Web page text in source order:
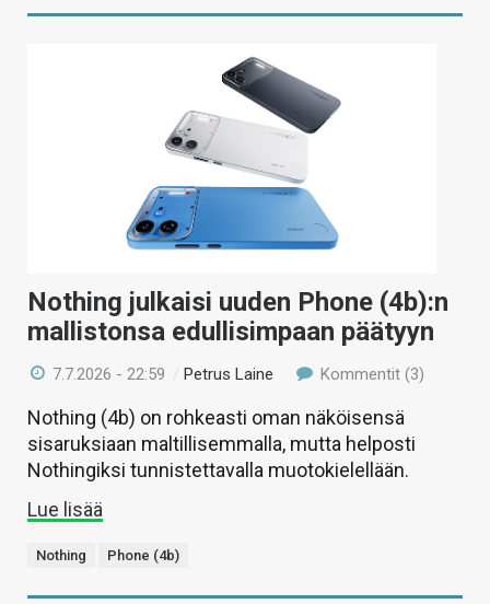
Nothing julkaisi uuden Phone (4b):n
mallistonsa edullisimpaan päätyyn
7.7.2026 - 22:59 /Petrus Laine Kommentit (3)
Nothing (4b) on rohkeasti oman näköisensä
sisaruksiaan maltillisemmalla, mutta helposti
Nothingiksi tunnistettavalla muotokielellään.
Lue lisää
Nothing Phone (4b)